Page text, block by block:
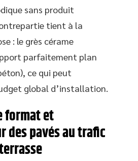
sans produit
tient à la
: le grès cérame
parfaitement plan
ce qui peut
global d’installation.
format et
des pavés au trafic